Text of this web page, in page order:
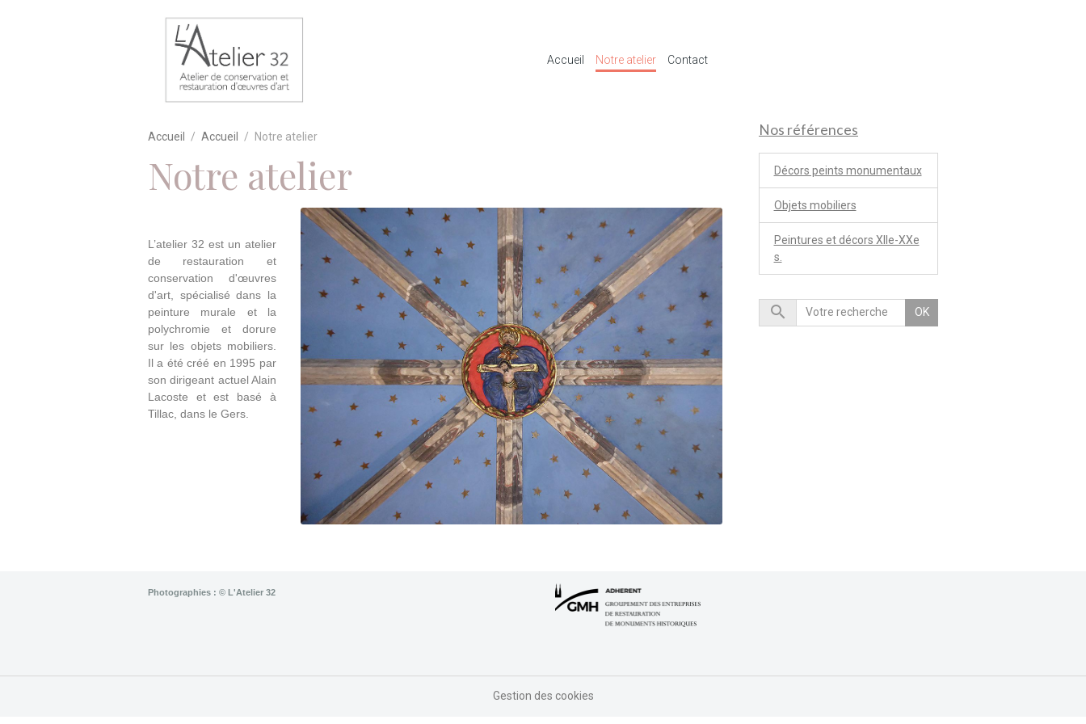
Accueil Notre atelier Contact
Accueil Accueil Notre atelier
Notre atelier
L’atelier 32 est un atelier
de restauration et
conservation d'œuvres
d'art, spécialisé dans la
peinture murale et la
polychromie et dorure
sur les objets mobiliers.
Il a été créé en 1995 par
son dirigeant actuel Alain
Lacoste et est basé à
Tillac, dans le Gers.
Nos références
Décors peints monumentaux
Objets mobiliers
Peintures et décors XIIe-XXe
s.
OK
Photographies : © L'Atelier 32
Gestion des cookies